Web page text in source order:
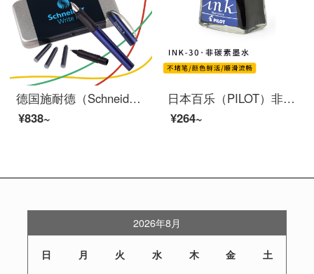
德国施耐德（Schneider）钢笔成人学生用练字套装双笔头钢笔+走珠笔进口两用签字笔BK600幻影蓝
¥838~
日本百乐（PILOT）非碳素墨水 不堵笔钢笔墨水30ml 蓝黑INK-30-BB原装进口
¥264~
2026年8月
日 月 火 水 木 金 土